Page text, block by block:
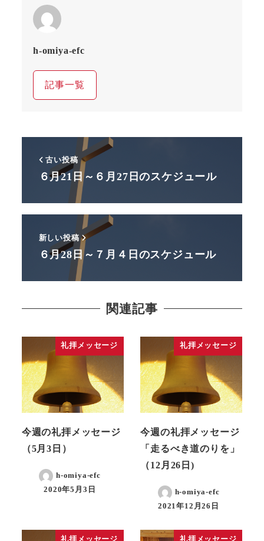
h-omiya-efc
記事一覧
古い投稿
６月21日～６月27日のスケジュール
新しい投稿
６月28日～７月４日のスケジュール
関連記事
礼拝メッセージ
今週の礼拝メッセージ
（5月3日）
h-omiya-efc
2020年5月3日
礼拝メッセージ
今週の礼拝メッセージ
「走るべき道のりを」
（12月26日)
h-omiya-efc
2021年12月26日